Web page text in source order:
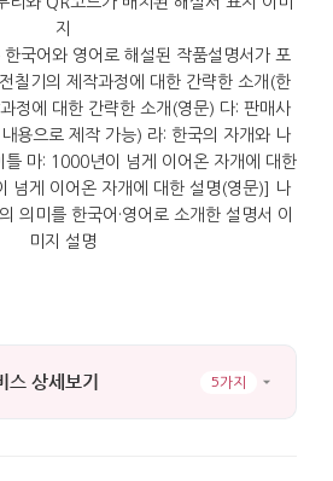
하면 옻칠의 깊이와 자개의 광택이
: 7.2cm. 높이 : 11cm. 무게 :
스 상세보기 5가지